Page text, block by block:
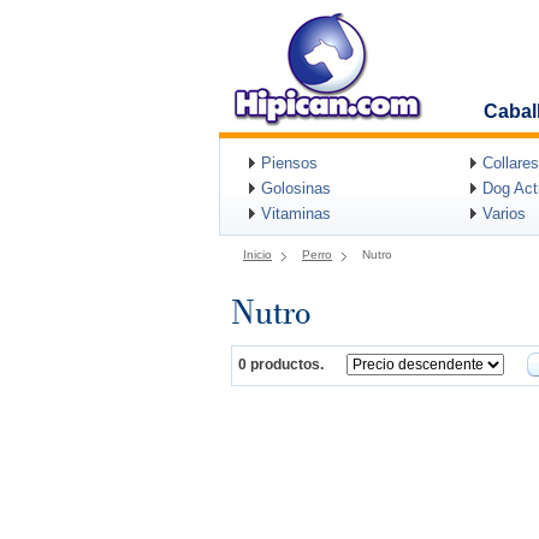
Piensos
Collares
Golosinas
Dog
Vitaminas
Varios
Inicio Perro Nutro
Nutro
0 productos.